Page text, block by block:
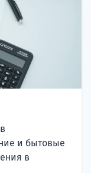
и бытовые
в